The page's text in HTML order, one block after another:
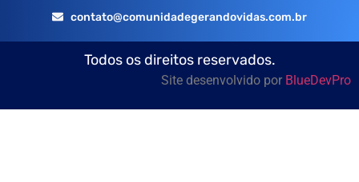
contato@comunidadegerandovidas.com.br
Todos os direitos reservados.
Site desenvolvido por BlueDevPro